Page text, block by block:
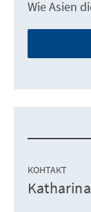
Wie Asien
КОНТАКТ